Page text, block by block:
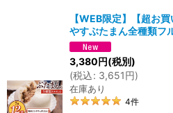
絞り込
【WEB限定】【超お
やすぶたまん全種類フ
3,380円(税別)
(税込: 3,651円)
在庫あり
4件